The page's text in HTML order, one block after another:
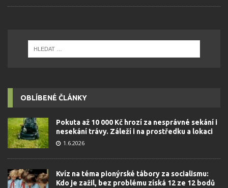
OBLÍBENÉ ČLÁNKY
Pokuta až 10 000 Kč hrozí za nesprávné sekání i
nesekání trávy. Záleží i na prostředku a lokaci
1.6.2026
Kvíz na téma pionýrské tábory za socialismu:
Kdo je zažil, bez problému získá 12 ze 12 bodů